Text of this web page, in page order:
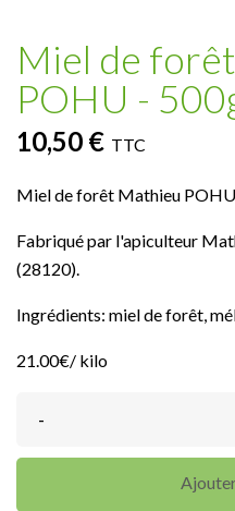
Miel de
POHU -
10,50 € TTC
Miel de forêt Mathieu
Fabriqué par l'apiculteur
(28120).
Ingrédients: miel de forêt,
21.00€/ kilo
-